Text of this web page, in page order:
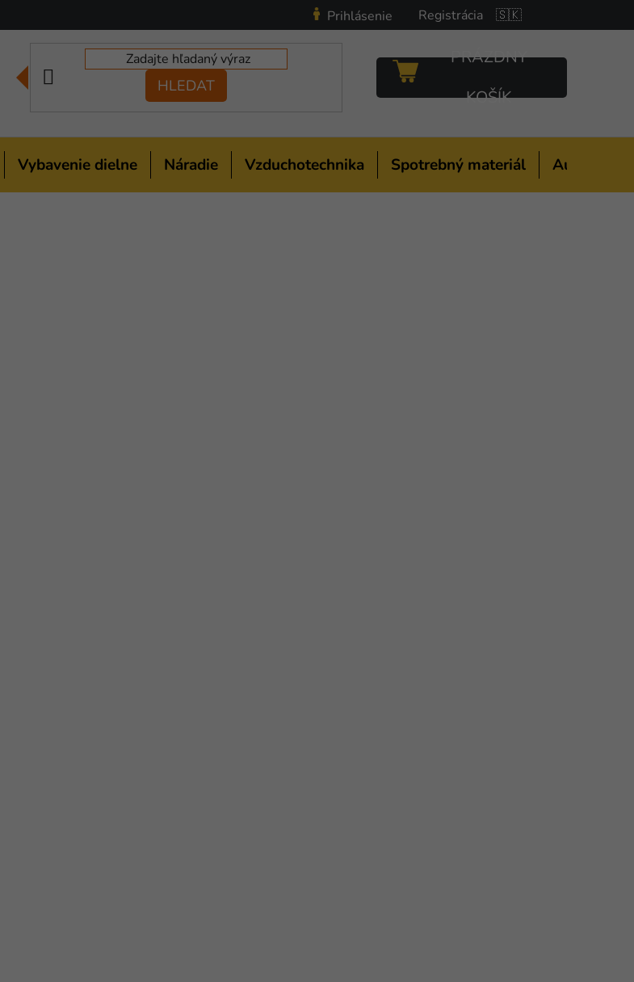
Prihlásenie Registrácia 🇸🇰
HLEDAT
NÁKUPNÝ
KOŠÍK
PRÁZDNY
KOŠÍK
Vybavenie dielne Náradie Vzduchotechnika Spotrebný materiál Auto-moto